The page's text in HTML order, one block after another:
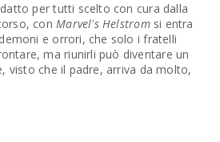
per tutti scelto con cura dalla
conMarvel's Helstromsi entra
e orrori, che solo i fratelli
ma riunirli può diventare un
visto che il padre, arriva da molto,